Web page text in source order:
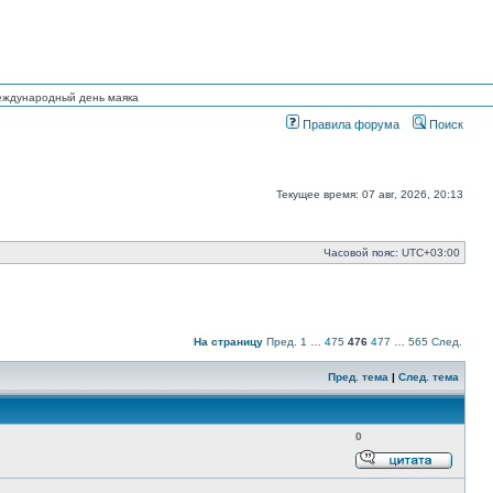
день маяка
Правила форума Поиск
Текущее время: 07 авг, 2026, 20:13
Часовой пояс: UTC+03:00
На страницу Пред. 1 475 476 477 565 След.
Пред. тема | След. тема
0